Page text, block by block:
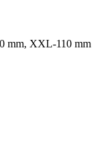
mm, XXL-110 mm